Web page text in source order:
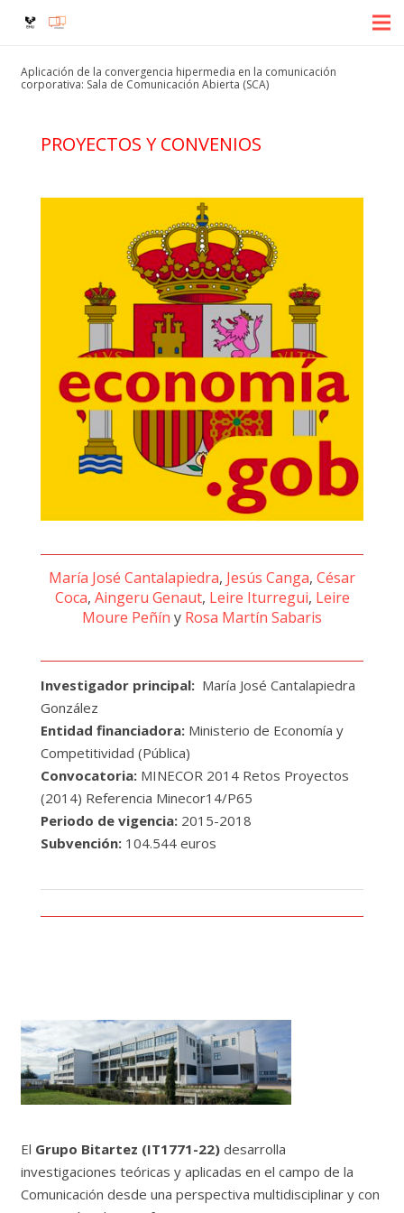
Aplicación de la convergencia hipermedia en la comunicación
corporativa: Sala de Comunicación Abierta (SCA)
PROYECTOS Y CONVENIOS
María José Cantalapiedra, Jesús Canga, César
Coca, Aingeru Genaut, Leire Iturregui, Leire
Moure Peñín y Rosa Martín Sabaris
Investigador principal: María José Cantalapiedra
González
Entidad financiadora: Ministerio de Economía y
Competitividad (Pública)
Convocatoria: MINECOR 2014 Retos Proyectos
(2014) Referencia Minecor14/P65
Periodo de vigencia: 2015-2018
Subvención: 104.544 euros
El Grupo Bitartez (IT1771-22)desarrolla
investigaciones teóricas y aplicadas en el campo de la
Comunicación desde una perspectiva multidisciplinar y con